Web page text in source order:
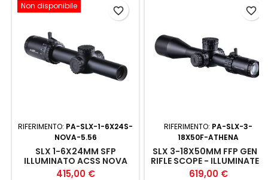
Non disponibile
RIFERIMENTO: PA-SLX-1-6X24S-
NOVA-5.56
SLX 1-6X24MM SFP
ILLUMINATO ACSS NOVA
5.56/308
415,00 €
favorite_border
RIFERIMENTO: PA-SLX-3-
18X50F-ATHENA
SLX 3-18X50MM FFP GEN II
RIFLE SCOPE - ILLUMINATED
ACSS ATHENA BPR MIL
619,00 €
favorite_border